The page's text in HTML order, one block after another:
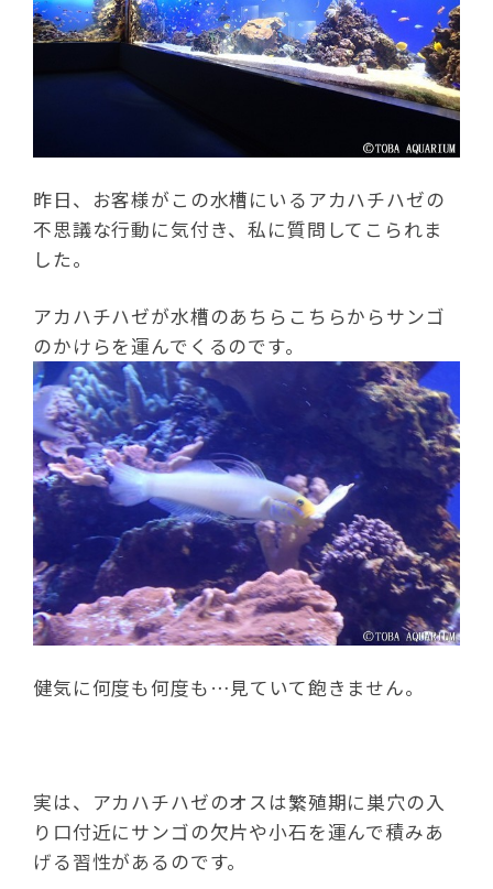
昨日、お客様がこの水槽にいるアカハチハゼの
不思議な行動に気付き、私に質問してこられま
した。
アカハチハゼが水槽のあちらこちらからサンゴ
のかけらを運んでくるのです。
健気に何度も何度も…見ていて飽きません。
実は、アカハチハゼのオスは繁殖期に巣穴の入
り口付近にサンゴの欠片や小石を運んで積みあ
げる習性があるのです。